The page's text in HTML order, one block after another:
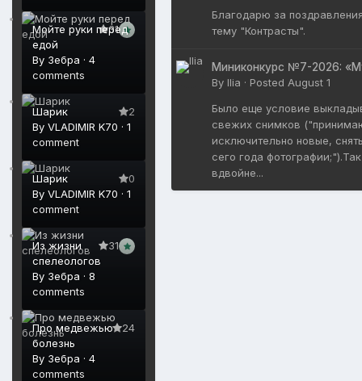
31
Мойте руки перед
едой
By Зебра · 4
comments
2
Шарик
By VLADIMIR K70 · 1
comment
0
Шарик
By VLADIMIR K70 · 1
comment
31
Из жизни
спелеологов
By Зебра · 8
comments
24
Про медвежью
болезнь
By Зебра · 4
comments
Благодарю за
тему "Контрасты".
Миниконкурс №7-2026:
By Ilia · Posted August 1
Было еще условие
свежих снимков
исключительно новые,
сего года
вдвойне...